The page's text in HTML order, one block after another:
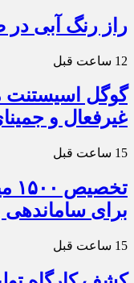
راز رنگ آبی
12 ساعت قبل
گوگل اسیستنت
غیرفعال و
15 ساعت قبل
برای
15 ساعت قبل